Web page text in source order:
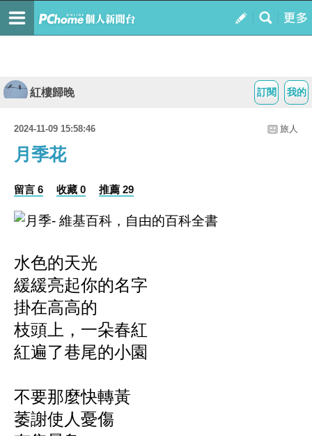
我的
訂閱
紅樓歸晚
2024-11-09 15:58:46 旅人
月季花
留言 6 收藏 0 推薦 29
水色的天光
緩緩亮起你的名字
掛在高高的
枝頭上，一朵春紅
紅遍了巷尾的小園
不要那麼快轉黃
萎謝使人憂傷